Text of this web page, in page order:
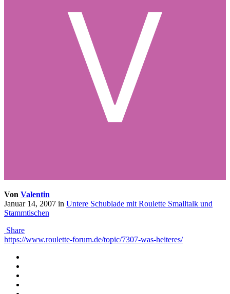
Von Valentin
Januar 14, 2007 in Untere Schublade mit Roulette Smalltalk und
Stammtischen
Share
https://www.roulette-forum.de/topic/7307-was-heiteres/